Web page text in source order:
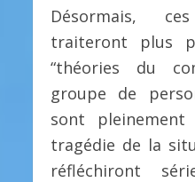
Désormais,
traiteront plus
“théories du
groupe de
sont
tragédie de la
réfléchiront